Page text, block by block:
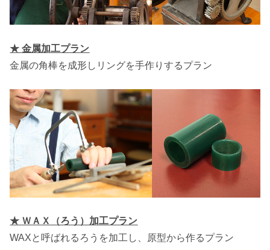
★金属加工プラン
金属の角棒を成形しリングを手作りするプラン
★ ＷＡＸ（ろう）加工プラン
WAXと呼ばれるろうを加工し、原型から作るプラン